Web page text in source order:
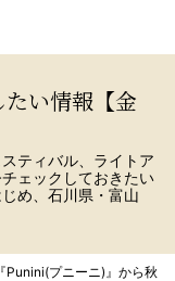
い情報【金
ティバル、ライトア
ェックしておきたい
め、石川県・富山
Punini(プニーニ)』から秋